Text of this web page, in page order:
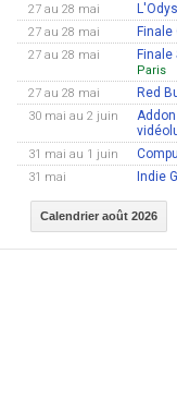
27 au 28 mai
27 au 28 mai
Finale
27 au 28 mai
Paris
27 au 28 mai
Red
30 mai au 2 juin
31 mai au 1 juin
31 mai
Indie
Calendrier août 2026